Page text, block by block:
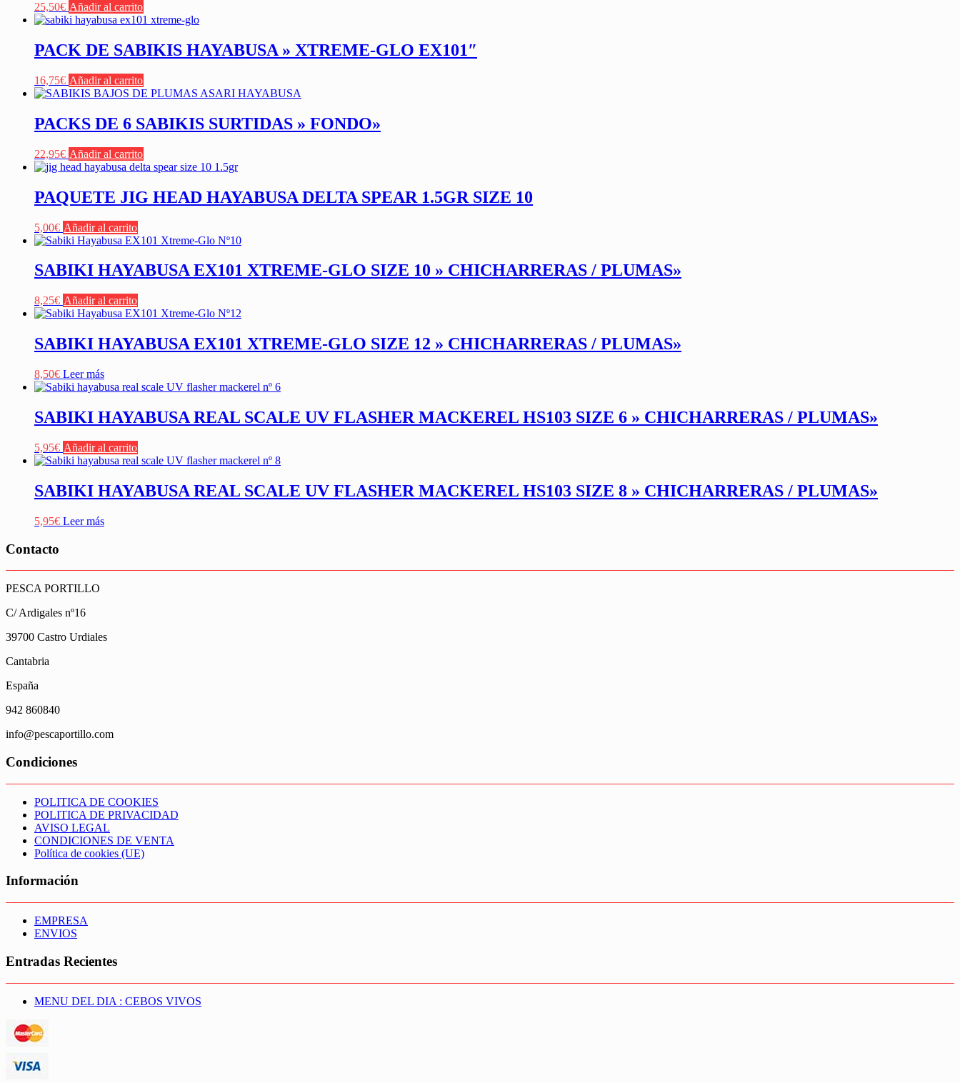
25,50€ Añadir al carrito
PACK DE SABIKIS HAYABUSA » XTREME-GLO EX101″
16,75€ Añadir al carrito
PACKS DE 6 SABIKIS SURTIDAS » FONDO»
22,95€ Añadir al carrito
PAQUETE JIG HEAD HAYABUSA DELTA SPEAR 1.5GR SIZE 10
5,00€ Añadir al carrito
SABIKI HAYABUSA EX101 XTREME-GLO SIZE 10 » CHICHARRERAS / PLUMAS»
8,25€ Añadir al carrito
SABIKI HAYABUSA EX101 XTREME-GLO SIZE 12 » CHICHARRERAS / PLUMAS»
8,50€ Leer más
SABIKI HAYABUSA REAL SCALE UV FLASHER MACKEREL HS103 SIZE 6 » CHICHARRERAS / PLUMAS»
5,95€ Añadir al carrito
SABIKI HAYABUSA REAL SCALE UV FLASHER MACKEREL HS103 SIZE 8 » CHICHARRERAS / PLUMAS»
5,95€ Leer más
Contacto
PESCA PORTILLO
C/ Ardigales nº16
39700 Castro Urdiales
Cantabria
España
942 860840
info@pescaportillo.com
Condiciones
POLITICA DE COOKIES
POLITICA DE PRIVACIDAD
AVISO LEGAL
CONDICIONES DE VENTA
Política de cookies (UE)
Información
EMPRESA
ENVIOS
Entradas Recientes
MENU DEL DIA : CEBOS VIVOS